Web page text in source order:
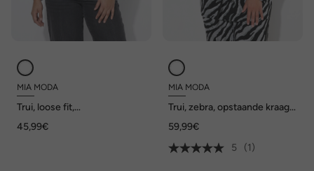
MIA MODA
Trui, loose fit,
45,99€
MIA MODA
Trui, zebra, opstaande kraag,
59,99€
5
(1)